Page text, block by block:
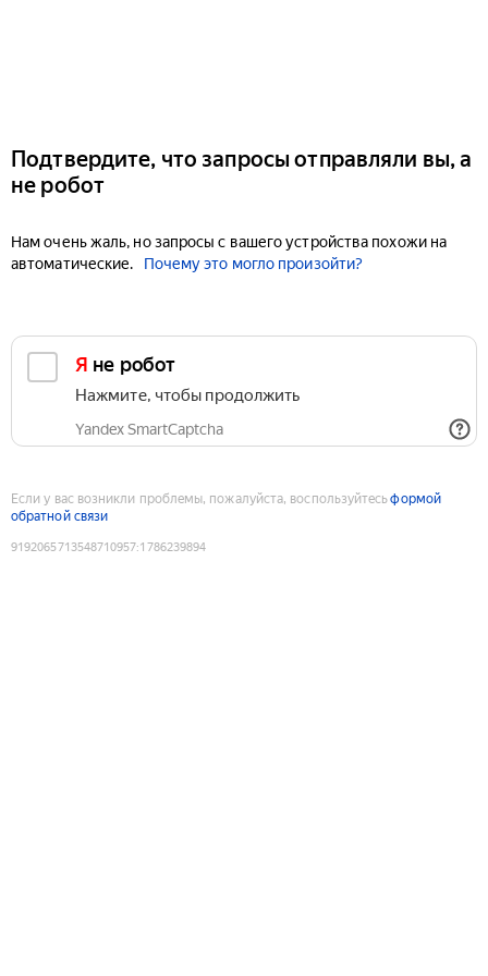
Подтвердите, что запросы отправляли вы, а
не робот
Нам очень жаль, но запросы с вашего устройства похожи на
автоматические.
Почему это могло произойти?
Я не робот
Нажмите, чтобы продолжить
Yandex SmartCaptcha
Если у вас возникли проблемы, пожалуйста, воспользуйтесьформой
обратной связи
9192065713548710957:1786239894